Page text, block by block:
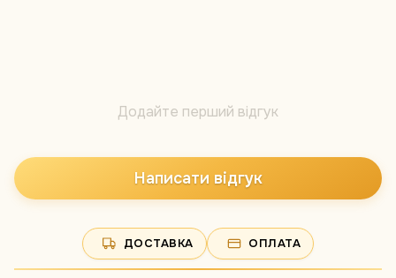
Додайте перший відгук
Написати відгук
ДОСТАВКА ОПЛАТА